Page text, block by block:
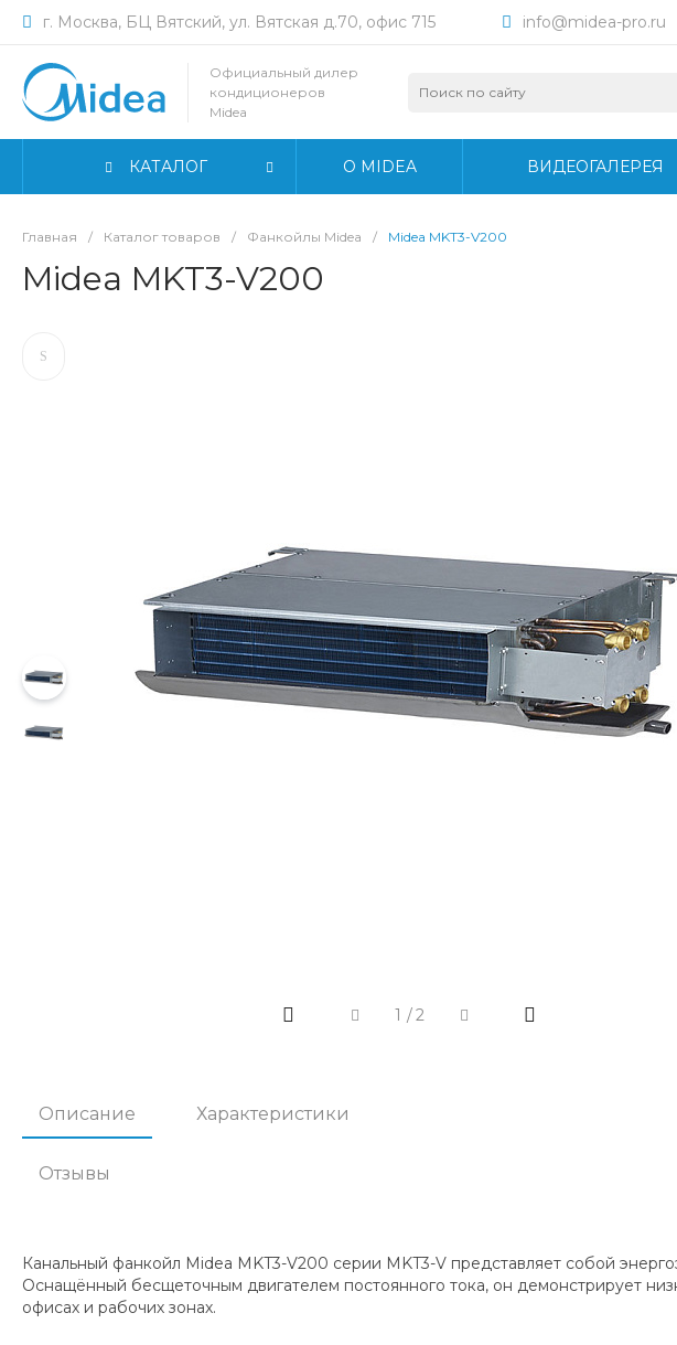
г. Москва, БЦ Вятский, ул. Вятская д.70, офис 715 info@midea-pro.ru
Официальный дилер
кондиционеров
Midea
КАТАЛОГ О MIDEA ВИДЕОГАЛЕРЕЯ
Главная / Каталог товаров / Фанкойлы Midea / Midea MKT3-V200
Midea MKT3-V200
1 /2
Описание Характеристики
Отзывы
Канальный фанкойл Midea MKT3-V200 серии MKT3-V представляет собой
Оснащённый бесщеточным двигателем постоянного тока, он демонстрирует
офисах и рабочих зонах.